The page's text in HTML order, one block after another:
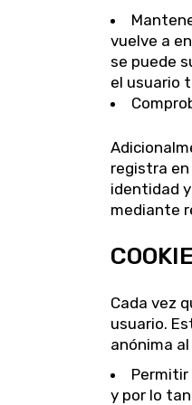
vuelve a
se puede
el usuario
registra en
identidad
mediante
Cada vez
usuario.
anónima
Permitir
y por lo